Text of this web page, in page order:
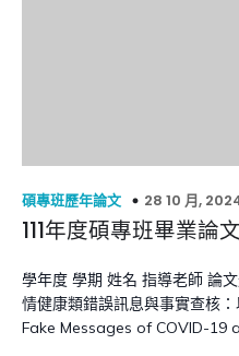
碩專班歷年論文 28 10 月,
111年度碩專班畢業論文
學年度 學期 姓名 指導老師 論
情健康類錯誤訊息與事實查核
Fake Messages of COVID-19